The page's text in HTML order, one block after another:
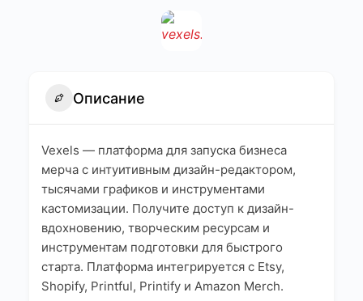
Описание
Vexels — платформа для запуска бизнеса
мерча с интуитивным дизайн-редактором,
тысячами графиков и инструментами
кастомизации. Получите доступ к дизайн-
вдохновению, творческим ресурсам и
инструментам подготовки для быстрого
старта. Платформа интегрируется с Etsy,
Shopify, Printful, Printify и Amazon Merch.